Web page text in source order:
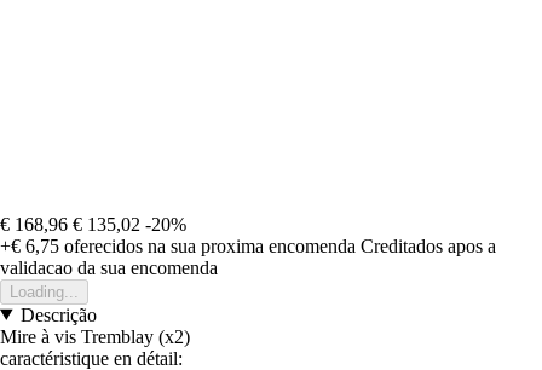
€ 168,96 € 135,02 -20%
+€ 6,75 oferecidos na sua proxima encomenda Creditados apos a
validacao da sua encomenda
Loading...
Descrição
Mire à vis Tremblay (x2)
caractéristique en détail: